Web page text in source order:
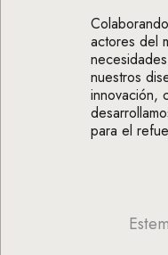
actores del
nuestros
innovación,
para el